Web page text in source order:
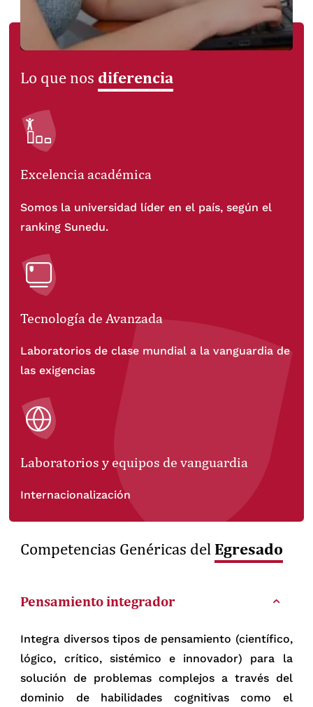
Lo que nos diferencia
Excelencia académica
Somos la universidad líder en el país, según el
ranking Sunedu.
Tecnología de Avanzada
Laboratorios de clase mundial a la vanguardia de
las exigencias
Laboratorios y equipos de vanguardia
Internacionalización
Competencias Genéricas del Egresado
Pensamiento integrador
Integra diversos tipos de pensamiento (científico,
lógico, crítico, sistémico e innovador) para la
solución de problemas complejos a través del
dominio de habilidades cognitivas como el